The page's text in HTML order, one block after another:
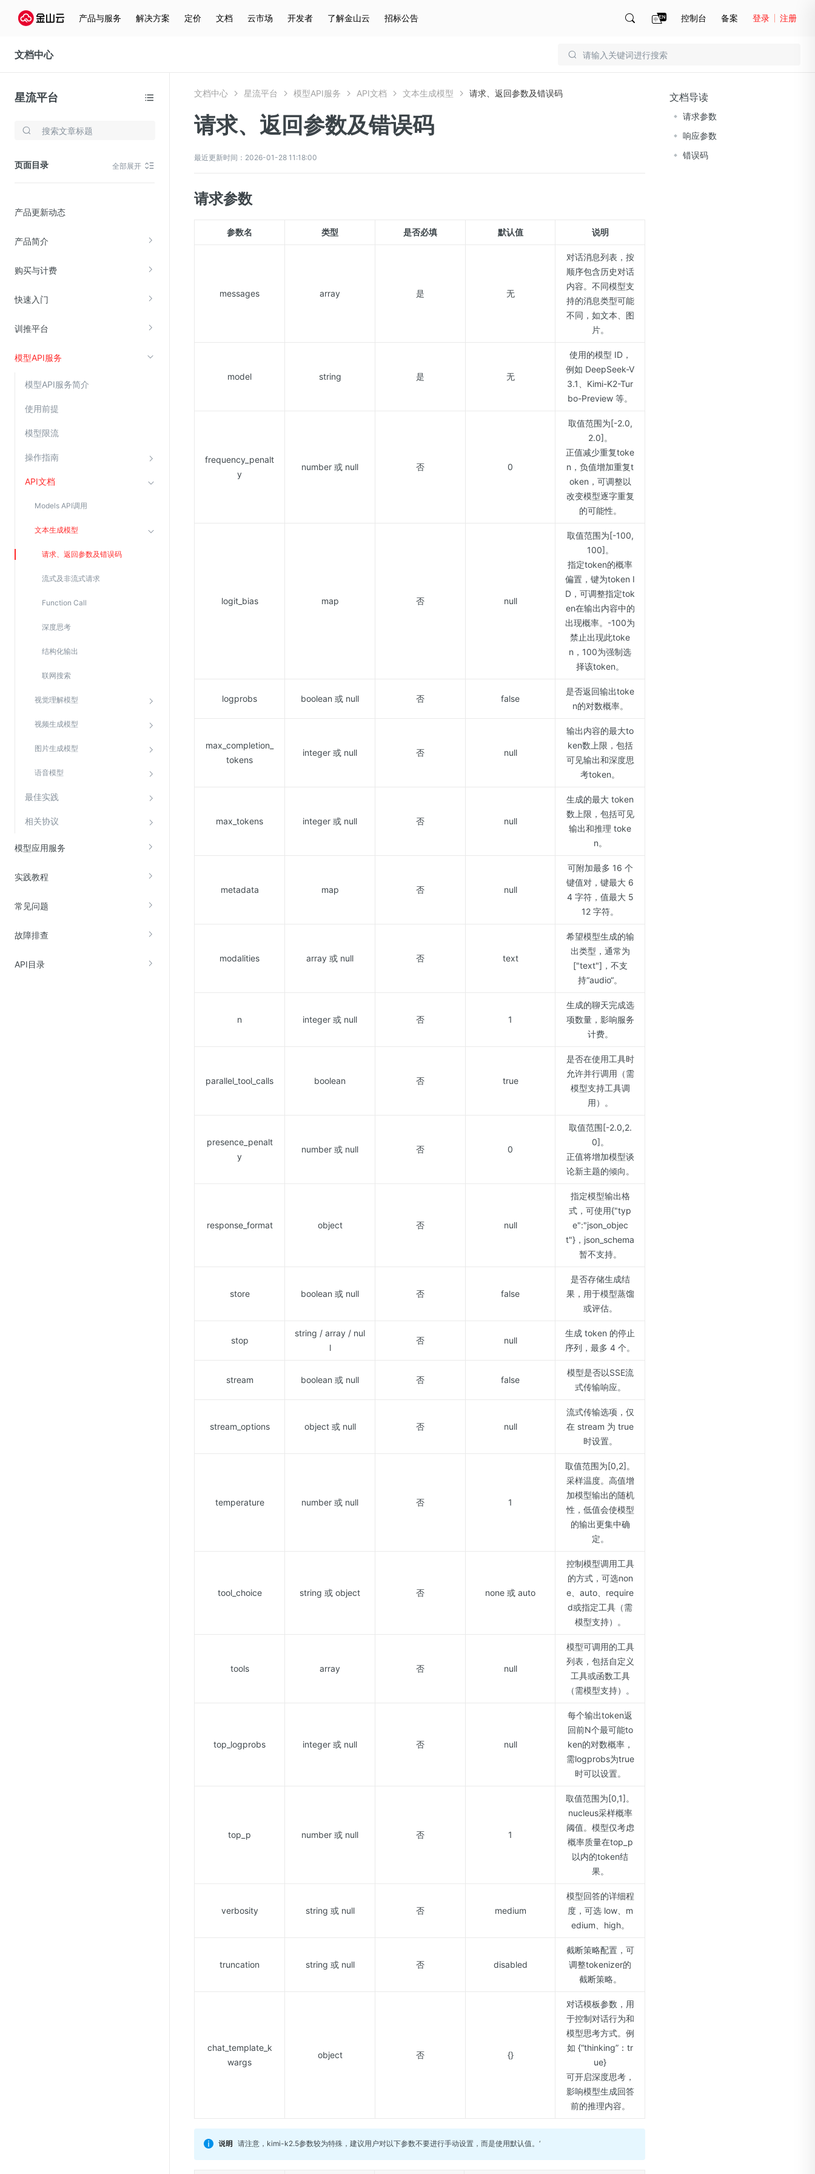
产品与服务 解决方案 定价 文档 云市场 开发者 了解金山云 招标公告 控制台 备案 登录 注册
文档中心
星流平台
页面目录 全部展开
产品更新动态
产品简介
购买与计费
快速入门
训推平台
模型API服务
模型API服务简介
使用前提
模型限流
操作指南
API文档
Models API调用
文本生成模型
请求、返回参数及错误码
流式及非流式请求
Function Call
深度思考
结构化输出
联网搜索
视觉理解模型
视频生成模型
图片生成模型
语音模型
最佳实践
相关协议
模型应用服务
实践教程
常见问题
故障排查
API目录
存储与云分发
云硬盘(EBS)
在线迁移服务
视频云服务
云直播(KLS)
边缘节点计算
大模型应用防火墙
渗透测试
云堡垒机
主机安全
Web应用防火墙(WAF)
应急响应
欧盟数据保护条例（GDPR）
文档中心 星流平台 模型API服务 API文档 文本生成模型 请求、返回参数及错误码
请求、返回参数及错误码
最近更新时间：2026-01-28 11:18:00
请求参数
参数名 类型 是否必填 默认值 说明
messages array 是 无
对话消息列表，按
顺序包含历史对话
内容。不同模型支
持的消息类型可能
不同，如文本、图
片。
model string 是 无
使用的模型 ID，
例如 DeepSeek-V
3.1、Kimi-K2-Tur
bo-Preview 等。
frequency_penalt
y
number 或 null 否 0
取值范围为[-2.0,
2.0]。
正值减少重复toke
n，负值增加重复t
oken，可调整以
改变模型逐字重复
的可能性。
logit_bias map 否 null
取值范围为[-100,
100]。
指定token的概率
偏置，键为token I
D，可调整指定tok
en在输出内容中的
出现概率。-100为
禁止出现此toke
n，100为强制选
择该token。
logprobs boolean 或 null 否 false
是否返回输出toke
n的对数概率。
max_completion_
tokens
integer 或 null 否 null
输出内容的最大to
ken数上限，包括
可见输出和深度思
考token。
max_tokens integer 或 null 否 null
生成的最大 token
数上限，包括可见
输出和推理 toke
n。
metadata map 否 null
可附加最多 16 个
键值对，键最大 6
4 字符，值最大 5
12 字符。
modalities array 或 null 否 text
希望模型生成的输
出类型，通常为
["text"]，不支
持“audio“。
n integer 或 null 否 1
生成的聊天完成选
项数量，影响服务
计费。
parallel_tool_calls boolean 否 true
是否在使用工具时
允许并行调用（需
模型支持工具调
用）。
presence_penalt
y
number 或 null 否 0
取值范围[-2.0,2.
0]。
正值将增加模型谈
论新主题的倾向。
response_format object 否 null
指定模型输出格
式，可使用{"typ
e":"json_objec
t"}，json_schema
暂不支持。
store boolean 或 null 否 false
是否存储生成结
果，用于模型蒸馏
或评估。
stop
string / array / nul
l
否 null
生成 token 的停止
序列，最多 4 个。
stream boolean 或 null 否 false
模型是否以SSE流
式传输响应。
stream_options object 或 null 否 null
流式传输选项，仅
在 stream 为 true
时设置。
temperature number 或 null 否 1
取值范围为[0,2]。
采样温度。高值增
加模型输出的随机
性，低值会使模型
的输出更集中确
定。
tool_choice string 或 object 否 none 或 auto
控制模型调用工具
的方式，可选non
e、auto、require
d或指定工具（需
模型支持）。
tools array 否 null
模型可调用的工具
列表，包括自定义
工具或函数工具
（需模型支持）。
top_logprobs integer 或 null 否 null
每个输出token返
回前N个最可能to
ken的对数概率，
需logprobs为true
时可以设置。
top_p number 或 null 否 1
取值范围为[0,1]。
nucleus采样概率
阈值。模型仅考虑
概率质量在top_p
以内的token结
果。
verbosity string 或 null 否 medium
模型回答的详细程
度，可选 low、m
edium、high。
truncation string 或 null 否 disabled
截断策略配置，可
调整tokenizer的
截断策略。
chat_template_k
wargs
object 否 {}
对话模板参数，用
于控制对话行为和
模型思考方式。例
如 {“thinking”：tr
ue}
可开启深度思考，
影响模型生成回答
前的推理内容。
请注意，kimi-k2.5参数较为特殊，建议用户对以下参数不要进行手动设置，而是使用默认值。‘
文档导读
请求参数
响应参数
错误码